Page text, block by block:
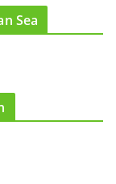
Sea